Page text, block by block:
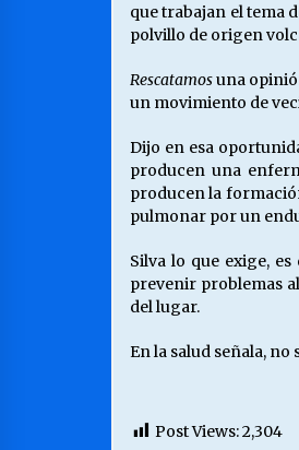
que trabajan el tema
polvillo de origen
Rescatamosuna
un movimiento de
Dijo en esa
producen una
producen la
pulmonar por un
Silva lo que exige,
prevenir problemas
del lugar.
En la salud señala,
Post Views:2,304